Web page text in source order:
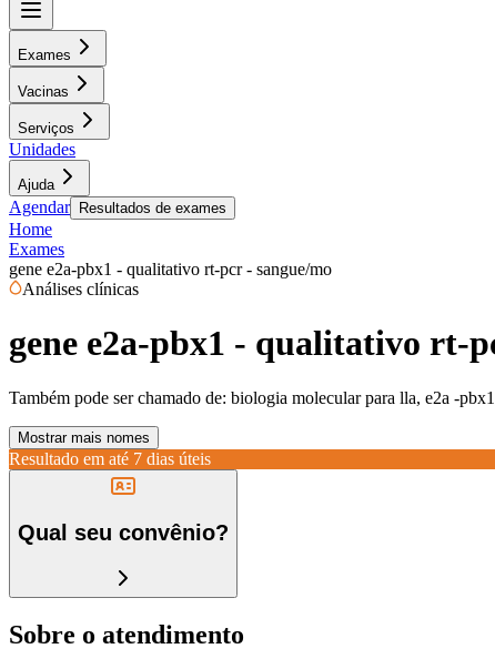
Exames
Vacinas
Serviços
Unidades
Ajuda
Agendar Resultados de exames
Home
Exames
gene e2a-pbx1 - qualitativo rt-pcr - sangue/mo
Análises clínicas
gene e2a-pbx1 - qualitativo rt-
Também pode ser chamado de: biologia molecular para lla, e2a -
Mostrar mais nomes
Resultado em até 7 dias úteis
Qual seu convênio?
Sobre o atendimento